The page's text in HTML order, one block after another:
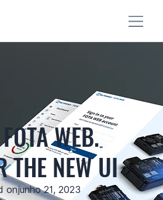
FOTA WEB.
THE NEW UI
onjunho 21, 2023